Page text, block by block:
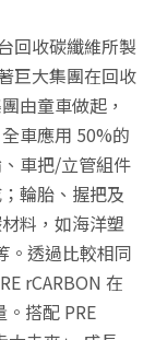
回收碳纖維所製
巨大集團在回收
由童車做起，
車應用 50%的
車把/立管組件
輪胎、握把及
料，如海洋塑
。透過比較相同
rCARBON 在
搭配 PRE